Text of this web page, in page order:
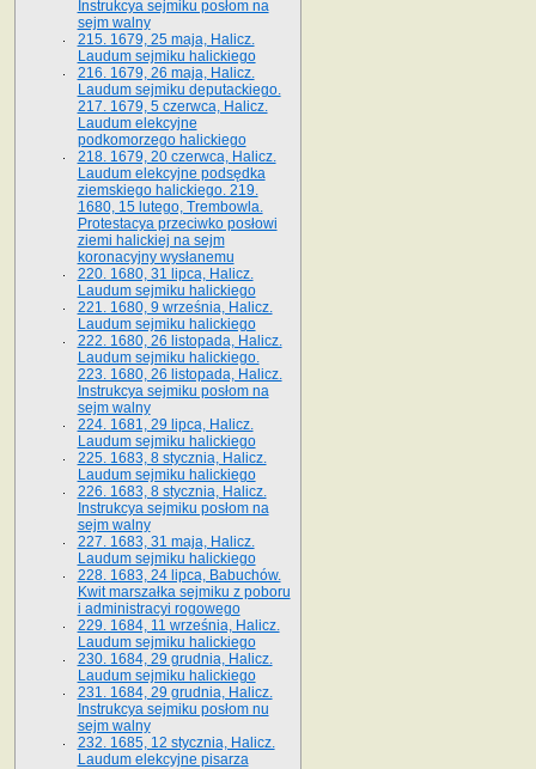
Instrukcya sejmiku posłom na
sejm walny
215. 1679, 25 maja, Halicz.
Laudum sejmiku halickiego
216. 1679, 26 maja, Halicz.
Laudum sejmiku deputackiego.
217. 1679, 5 czerwca, Halicz.
Laudum elekcyjne
podkomorzego halickiego
218. 1679, 20 czerwca, Halicz.
Laudum elekcyjne podsędka
ziemskiego halickiego. 219.
1680, 15 lutego, Trembowla.
Protestacya przeciwko posłowi
ziemi halickiej na sejm
koronacyjny wysłanemu
220. 1680, 31 lipca, Halicz.
Laudum sejmiku halickiego
221. 1680, 9 września, Halicz.
Laudum sejmiku halickiego
222. 1680, 26 listopada, Halicz.
Laudum sejmiku halickiego.
223. 1680, 26 listopada, Halicz.
Instrukcya sejmiku posłom na
sejm walny
224. 1681, 29 lipca, Halicz.
Laudum sejmiku halickiego
225. 1683, 8 stycznia, Halicz.
Laudum sejmiku halickiego
226. 1683, 8 stycznia, Halicz.
Instrukcya sejmiku posłom na
sejm walny
227. 1683, 31 maja, Halicz.
Laudum sejmiku halickiego
228. 1683, 24 lipca, Babuchów.
Kwit marszałka sejmiku z poboru
i administracyi rogowego
229. 1684, 11 września, Halicz.
Laudum sejmiku halickiego
230. 1684, 29 grudnia, Halicz.
Laudum sejmiku halickiego
231. 1684, 29 grudnia, Halicz.
Instrukcya sejmiku posłom nu
sejm walny
232. 1685, 12 stycznia, Halicz.
Laudum elekcyjne pisarza